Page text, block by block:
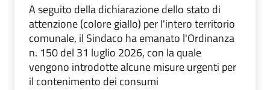
A seguito della dichiarazione dello stato di
attenzione (colore giallo) per l'intero territorio
comunale, il Sindaco ha emanato l'Ordinanza
n. 150 del 31 luglio 2026, con la quale
vengono introdotte alcune misure urgenti per
il contenimento dei consumi